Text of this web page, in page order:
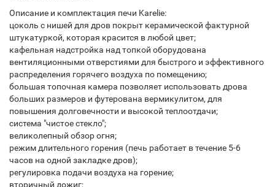
Описание и комплектация печи Karelie:
цоколь с нишей для дров покрыт керамической фактурной
штукатуркой, которая красится в любой цвет;
кафельная надстройка над топкой оборудована
вентиляционными отверстиями для быстрого и эффективного
распределения горячего воздуха по помещению;
большая топочная камера позволяет использовать дрова
больших размеров и футерована вермикулитом, для
повышения долговечности и высокой теплоотдачи;
система "чистое стекло";
великолепный обзор огня;
режим длительного горения (печь работает в течение 5-6
часов на одной закладке дров);
регулировка подачи воздуха на горение;
вторичный дожиг;